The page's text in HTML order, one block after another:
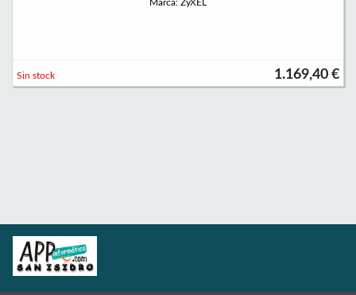
Marca: ZyXEL
1.169,40 €
Sin stock